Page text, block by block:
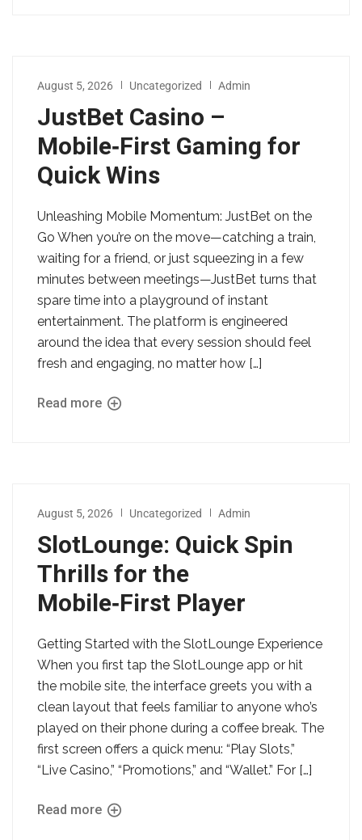
August 5, 2026 Uncategorized Admin
JustBet Casino –
Mobile‑First Gaming for
Quick Wins
Unleashing Mobile Momentum: JustBet on the
Go When you’re on the move—catching a train,
waiting for a friend, or just squeezing in a few
minutes between meetings—JustBet turns that
spare time into a playground of instant
entertainment. The platform is engineered
around the idea that every session should feel
fresh and engaging, no matter how […]
Read more
August 5, 2026 Uncategorized Admin
SlotLounge: Quick Spin
Thrills for the
Mobile‑First Player
Getting Started with the SlotLounge Experience
When you first tap the SlotLounge app or hit
the mobile site, the interface greets you with a
clean layout that feels familiar to anyone who’s
played on their phone during a coffee break. The
first screen offers a quick menu: “Play Slots,”
“Live Casino,” “Promotions,” and “Wallet.” For […]
Read more